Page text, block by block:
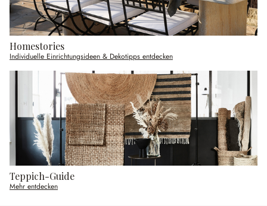
Homestories
Individuelle Einrichtungsideen & Dekotipps entdecken
Teppich-Guide
Mehr entdecken